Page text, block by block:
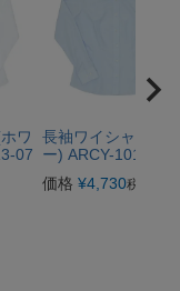
ワ
07
長袖ワイシャツ(ブ
ー) ARCY-1013-09
価格 ¥4,730税込